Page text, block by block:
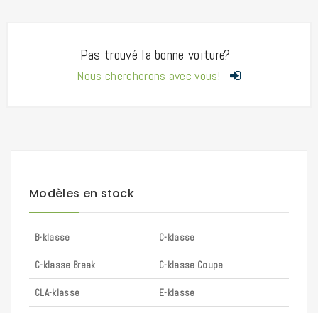
Pas trouvé la bonne voiture?
Nous chercherons avec vous!
Modèles en stock
B-klasse C-klasse
C-klasse Break C-klasse Coupe
CLA-klasse E-klasse